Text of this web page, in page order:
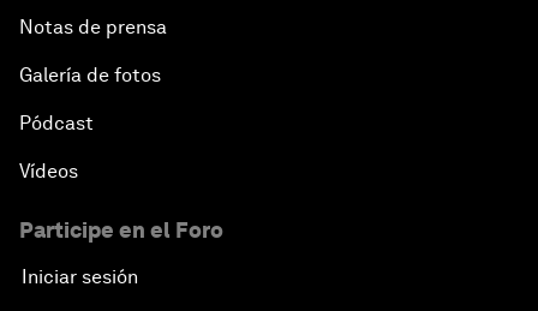
Notas de prensa
Galería de fotos
Pódcast
Vídeos
Participe en el Foro
Iniciar sesión